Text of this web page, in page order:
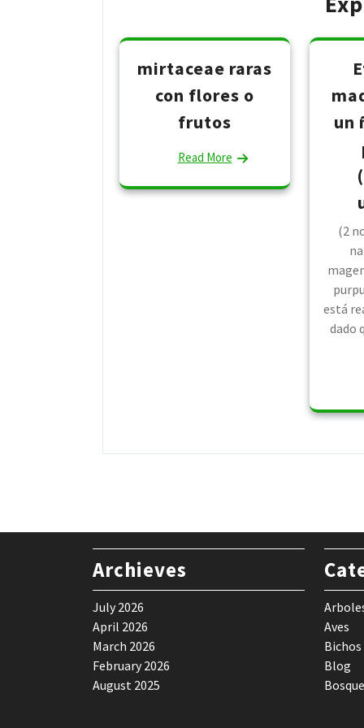
mirtaceae raras
con flores o
frutos
Read More
un
(2
está
dado
Archieves
July 2026
April 2026
March 2026
February 2026
August 2025
Aves
Bichos
Blog